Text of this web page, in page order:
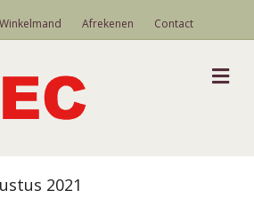
Winkelmand Afrekenen Contact
2021